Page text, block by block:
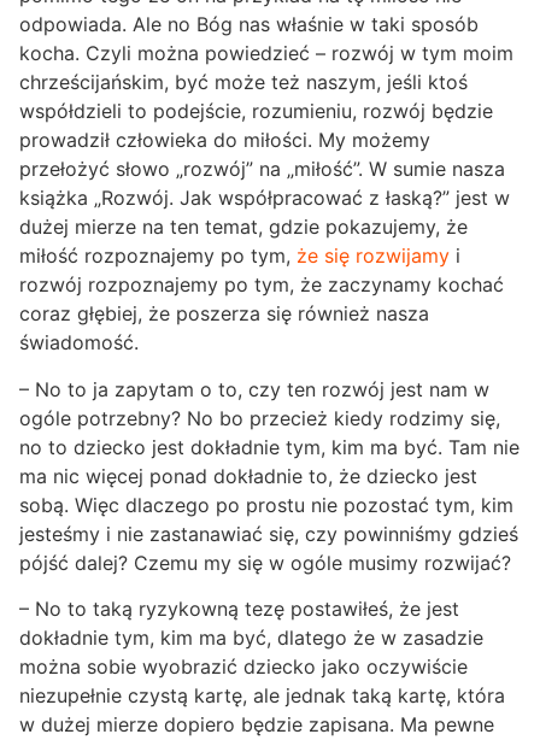
odpowiada. Ale no Bóg nas właśnie w taki sposób
kocha. Czyli można powiedzieć – rozwój w tym moim
chrześcijańskim, być może też naszym, jeśli ktoś
współdzieli to podejście, rozumieniu, rozwój będzie
prowadził człowieka do miłości. My możemy
przełożyć słowo „rozwój” na „miłość”. W sumie nasza
książka „Rozwój. Jak współpracować z łaską?” jest w
dużej mierze na ten temat, gdzie pokazujemy, że
miłość rozpoznajemy po tym, że się rozwijamy i
rozwój rozpoznajemy po tym, że zaczynamy kochać
coraz głębiej, że poszerza się również nasza
świadomość.
– No to ja zapytam o to, czy ten rozwój jest nam w
ogóle potrzebny? No bo przecież kiedy rodzimy się,
no to dziecko jest dokładnie tym, kim ma być. Tam nie
ma nic więcej ponad dokładnie to, że dziecko jest
sobą. Więc dlaczego po prostu nie pozostać tym, kim
jesteśmy i nie zastanawiać się, czy powinniśmy gdzieś
pójść dalej? Czemu my się w ogóle musimy rozwijać?
– No to taką ryzykowną tezę postawiłeś, że jest
dokładnie tym, kim ma być, dlatego że w zasadzie
można sobie wyobrazić dziecko jako oczywiście
niezupełnie czystą kartę, ale jednak taką kartę, która
w dużej mierze dopiero będzie zapisana. Ma pewne